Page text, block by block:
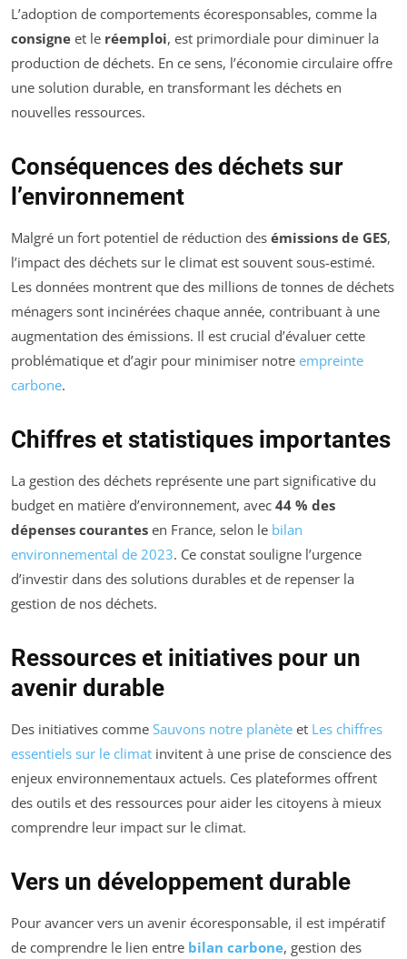
L’adoption de comportements écoresponsables, comme la
consigne et le réemploi, est primordiale pour diminuer la
production de déchets. En ce sens, l’économie circulaire offre
une solution durable, en transformant les déchets en
nouvelles ressources.
Conséquences des déchets sur
l’environnement
Malgré un fort potentiel de réduction des émissions de GES,
l’impact des déchets sur le climat est souvent sous-estimé.
Les données montrent que des millions de tonnes de déchets
ménagers sont incinérées chaque année, contribuant à une
augmentation des émissions. Il est crucial d’évaluer cette
problématique et d’agir pour minimiser notre empreinte
carbone.
Chiffres et statistiques importantes
La gestion des déchets représente une part significative du
budget en matière d’environnement, avec 44 % des
dépenses courantes en France, selon le bilan
environnemental de 2023. Ce constat souligne l’urgence
d’investir dans des solutions durables et de repenser la
gestion de nos déchets.
Ressources et initiatives pour un
avenir durable
Des initiatives comme Sauvons notre planète et Les chiffres
essentiels sur le climat invitent à une prise de conscience des
enjeux environnementaux actuels. Ces plateformes offrent
des outils et des ressources pour aider les citoyens à mieux
comprendre leur impact sur le climat.
Vers un développement durable
Pour avancer vers un avenir écoresponsable, il est impératif
de comprendre le lien entre bilan carbone, gestion des